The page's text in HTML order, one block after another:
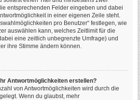
entsprechenden Felder eingeben und dabei
in einer eigenen Zeile steht.
pro Benutzer“ festlegen, wie
auswählen kann, welches Zeitlimit für die
eine zeitlich unbegrenzte Umfrage) und
ihre Stimme ändern können.
Antwortmöglichkeiten erstellen?
von Antwortmöglichkeiten wird durch die
Wenn du glaubst, mehr